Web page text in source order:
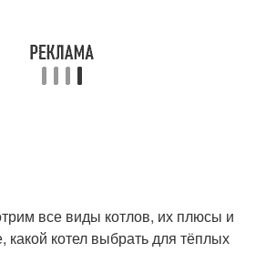
все виды котлов, их плюсы и
какой котел выбрать для тёплых